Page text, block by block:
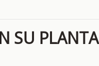
SU PLANTA